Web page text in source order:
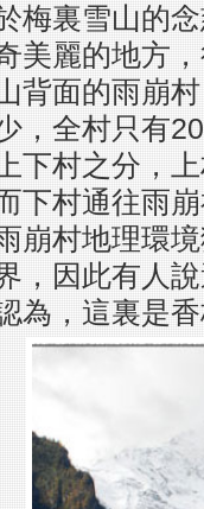
梅裏雪山的
美麗的地方
背面的雨崩
，全村只有
上下村之分，
下村通往雨
崩村地理環
，因此有人
為，這裏是